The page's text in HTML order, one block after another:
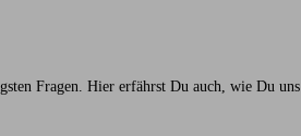
Fragen. Hier erfährst Du auch, wie Du uns